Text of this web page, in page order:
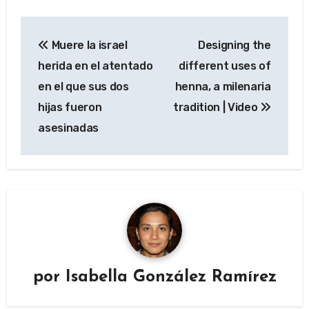
de
entradas
Muere la israel
herida en el atentado
en el que sus dos
hijas fueron
asesinadas
Designing the
different uses of
henna, a milenaria
tradition | Video
por Isabella González Ramírez